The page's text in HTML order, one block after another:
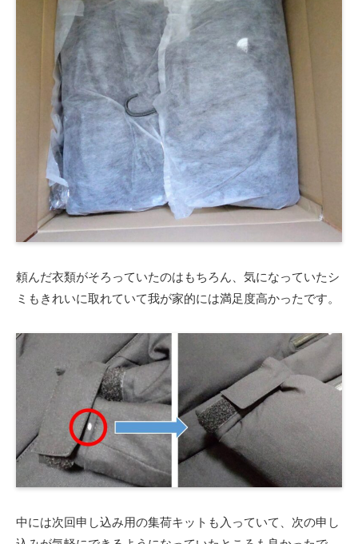
頼んだ衣類がそろっていたのはもちろん、気になっていたシ
ミもきれいに取れていて我が家的には満足度高かったです。
中には次回申し込み用の集荷キットも入っていて、次の申し